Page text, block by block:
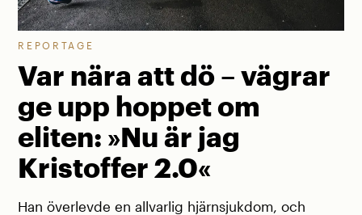
REPORTAGE
Var nära att dö – vägrar
ge upp hoppet om
eliten: »Nu är jag
Kristoffer 2.0«
Han överlevde en allvarlig hjärnsjukdom, och